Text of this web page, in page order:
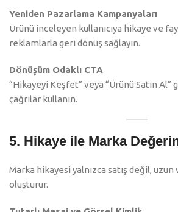
Yeniden Pazarlama Kampanyaları
Ürünü inceleyen kullanıcıya hikaye ve
reklamlarla geri dönüş sağlayın.
Dönüşüm Odaklı CTA
“Hikayeyi Keşfet” veya “Ürünü Satın Al”
çağrılar kullanın.
5. Hikaye ile Marka
Marka hikayesi yalnızca satış değil,
oluşturur.